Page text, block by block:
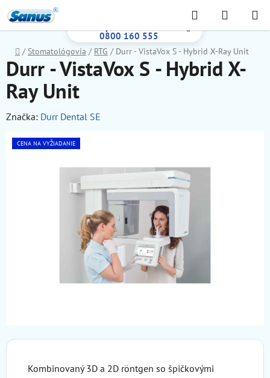
na
obsah
0800 160 555
Hľadať
KOŠÍK
Domov
/ Stomatológovia / RTG / Durr - VistaVox S - Hybrid X-Ray Unit
Kombinovaný 3D a 2D röntgen so špičkovými
Durr - VistaVox S - Hybrid X-
Ray Unit
Značka: Durr Dental SE
CENA NA VYŽIADANIE